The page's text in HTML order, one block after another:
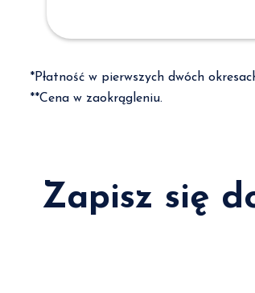
*Płatność w pierwszych dwóch
**Cena w zaokrągleniu.
Zapisz się